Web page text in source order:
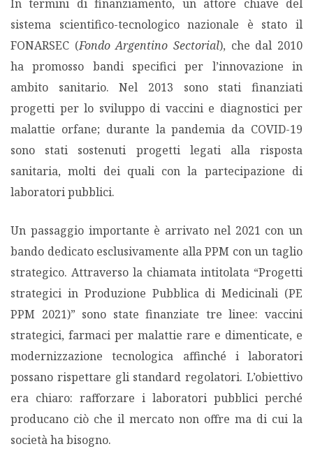
In termini di finanziamento, un attore chiave del
sistema scientifico-tecnologico nazionale è stato il
FONARSEC (Fondo Argentino Sectorial), che dal 2010
ha promosso bandi specifici per l’innovazione in
ambito sanitario. Nel 2013 sono stati finanziati
progetti per lo sviluppo di vaccini e diagnostici per
malattie orfane; durante la pandemia da COVID-19
sono stati sostenuti progetti legati alla risposta
sanitaria, molti dei quali con la partecipazione di
laboratori pubblici.
Un passaggio importante è arrivato nel 2021 con un
bando dedicato esclusivamente alla PPM con un taglio
strategico. Attraverso la chiamata intitolata “Progetti
strategici in Produzione Pubblica di Medicinali (PE
PPM 2021)” sono state finanziate tre linee: vaccini
strategici, farmaci per malattie rare e dimenticate, e
modernizzazione tecnologica affinché i laboratori
possano rispettare gli standard regolatori. L’obiettivo
era chiaro: rafforzare i laboratori pubblici perché
producano ciò che il mercato non offre ma di cui la
società ha bisogno.